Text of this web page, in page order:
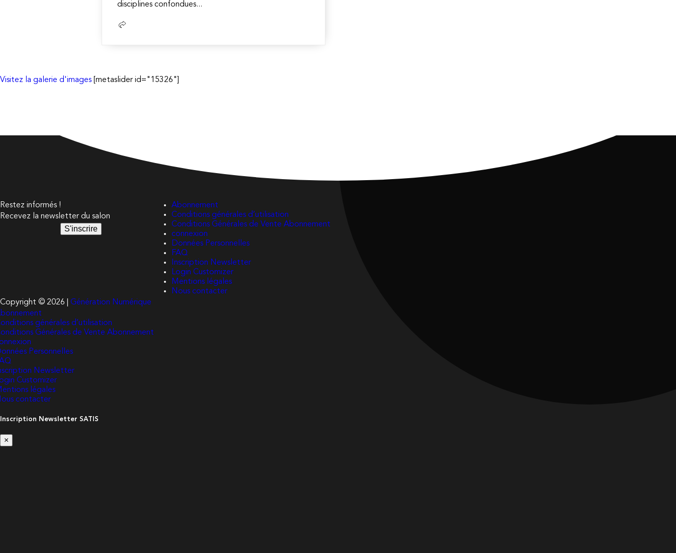
disciplines confondues...
Lire
Visitez la galerie d'images [metaslider id="15326"]
Restez informés !
Recevez la newsletter du salon
S'inscrire
Abonnement
Conditions générales d’utilisation
Conditions Générales de Vente Abonnement
connexion
Données Personnelles
FAQ
Inscription Newsletter
Login Customizer
Mentions légales
Nous contacter
Copyright © 2026 | Génération Numérique
générales d’utilisation
Générales de Vente Abonnement
Personnelles
Newsletter
Customizer
légales
contacter
Inscription Newsletter SATIS
×